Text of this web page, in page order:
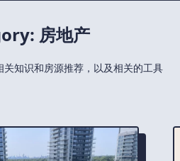
房地产
知识和房源推荐，以及相关的工具